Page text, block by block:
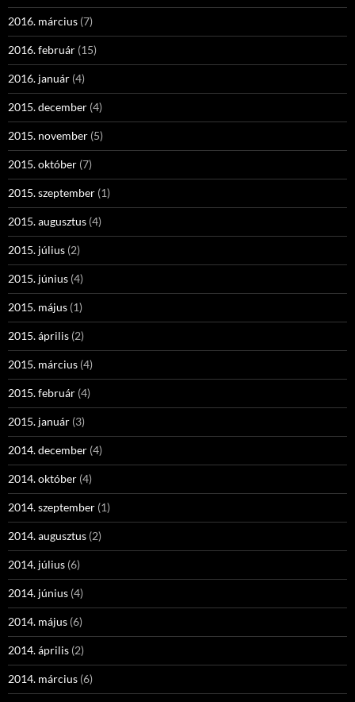
2016. március (7)
2016. február (15)
2016. január (4)
2015. december (4)
2015. november (5)
2015. október (7)
2015. szeptember (1)
2015. augusztus (4)
2015. július (2)
2015. június (4)
2015. május (1)
2015. április (2)
2015. március (4)
2015. február (4)
2015. január (3)
2014. december (4)
2014. október (4)
2014. szeptember (1)
2014. augusztus (2)
2014. július (6)
2014. június (4)
2014. május (6)
2014. április (2)
2014. március (6)